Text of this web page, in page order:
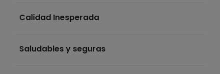
Calidad Inesperada
Saludables y seguras